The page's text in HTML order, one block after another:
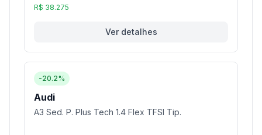
R$ 38.275
Ver detalhes
-20.2%
Audi
A3 Sed. P. Plus Tech 1.4 Flex TFSI Tip.